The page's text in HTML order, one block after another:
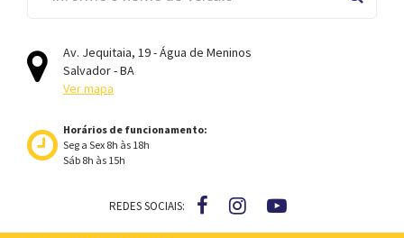
Av. Jequitaia, 19 - Água de Meninos
Salvador - BA
Ver mapa
Horários de funcionamento:
Seg a Sex 8h às 18h
Sáb 8h às 15h
REDES SOCIAIS: